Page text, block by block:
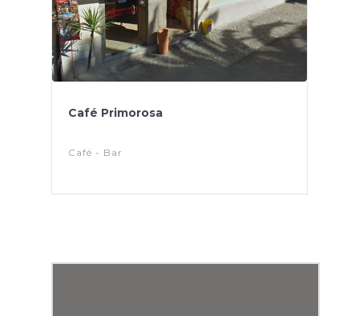
Café Primorosa
Café - Bar